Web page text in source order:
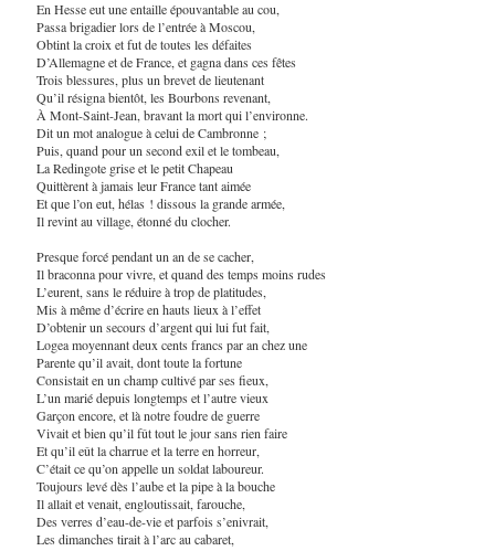
En Hesse eut une entaille épouvantable au cou,
Passa brigadier lors de l’entrée à Moscou,
Obtint la croix et fut de toutes les défaites
D’Allemagne et de France, et gagna dans ces fêtes
Trois blessures, plus un brevet de lieutenant
Qu’il résigna bientôt, les Bourbons revenant,
À Mont-Saint-Jean, bravant la mort qui l’environne.
Dit un mot analogue à celui de Cambronne ;
Puis, quand pour un second exil et le tombeau,
La Redingote grise et le petit Chapeau
Quittèrent à jamais leur France tant aimée
Et que l’on eut, hélas ! dissous la grande armée,
Il revint au village, étonné du clocher.
Presque forcé pendant un an de se cacher,
Il braconna pour vivre, et quand des temps moins rudes
L’eurent, sans le réduire à trop de platitudes,
Mis à même d’écrire en hauts lieux à l’effet
D’obtenir un secours d’argent qui lui fut fait,
Logea moyennant deux cents francs par an chez une
Parente qu’il avait, dont toute la fortune
Consistait en un champ cultivé par ses fieux,
L’un marié depuis longtemps et l’autre vieux
Garçon encore, et là notre foudre de guerre
Vivait et bien qu’il fût tout le jour sans rien faire
Et qu’il eût la charrue et la terre en horreur,
C’était ce qu’on appelle un soldat laboureur.
Toujours levé dès l’aube et la pipe à la bouche
Il allait et venait, engloutissait, farouche,
Des verres d’eau-de-vie et parfois s’enivrait,
Les dimanches tirait à l’arc au cabaret,